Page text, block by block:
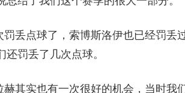
罚丢点球了，索博斯洛伊也已经罚丢
罚丢了几次点球。
赫其实也有一次很好的机会，当时我